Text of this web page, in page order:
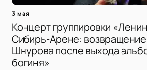
3 мая
Концерт группировки
Сибирь-Арене:
Шнурова после выхода
богиня»